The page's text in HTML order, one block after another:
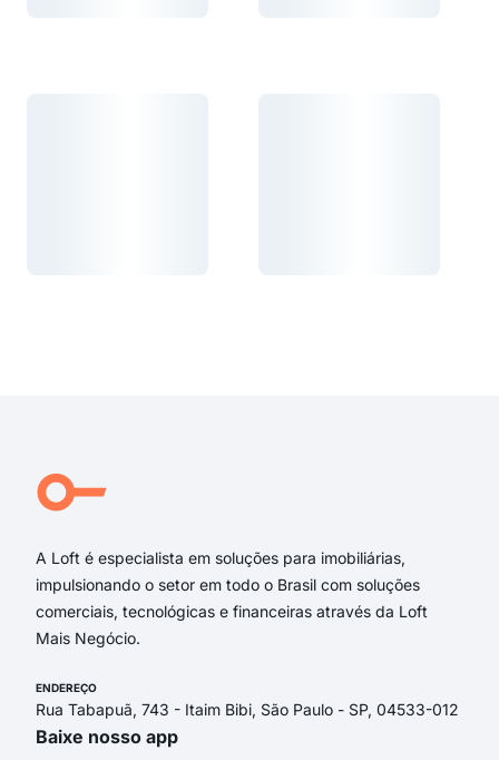
A Loft é especialista em soluções para imobiliárias,
impulsionando o setor em todo o Brasil com soluções
comerciais, tecnológicas e financeiras através da Loft
Mais Negócio.
ENDEREÇO
Rua Tabapuã, 743 - Itaim Bibi, São Paulo - SP, 04533-012
Baixe nosso app